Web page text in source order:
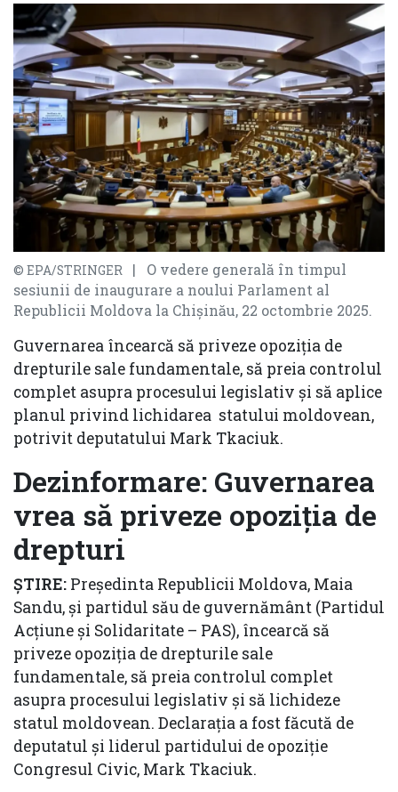
© EPA/STRINGER
| O vedere generală în timpul
sesiunii de inaugurare a noului Parlament al
Republicii Moldova la Chișinău, 22 octombrie 2025.
Guvernarea încearcă să priveze opoziția de
drepturile sale fundamentale, să preia controlul
complet asupra procesului legislativ și să aplice
planul privind lichidarea statului moldovean,
potrivit deputatului Mark Tkaciuk.
Dezinformare: Guvernarea
vrea să priveze opoziția de
drepturi
ȘTIRE: Președinta Republicii Moldova, Maia
Sandu, și partidul său de guvernământ (Partidul
Acțiune și Solidaritate – PAS), încearcă să
priveze opoziția de drepturile sale
fundamentale, să preia controlul complet
asupra procesului legislativ și să lichideze
statul moldovean. Declarația a fost făcută de
deputatul și liderul partidului de opoziție
Congresul Civic, Mark Tkaciuk.